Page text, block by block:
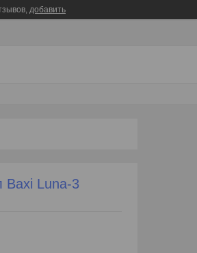
добавить
Baxi Luna-3